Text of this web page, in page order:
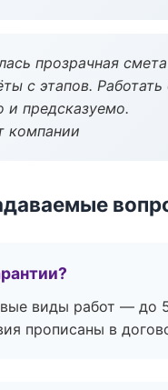
прозрачная
с этапов.
и предсказуемо.
компании
виды работ — до
прописаны в